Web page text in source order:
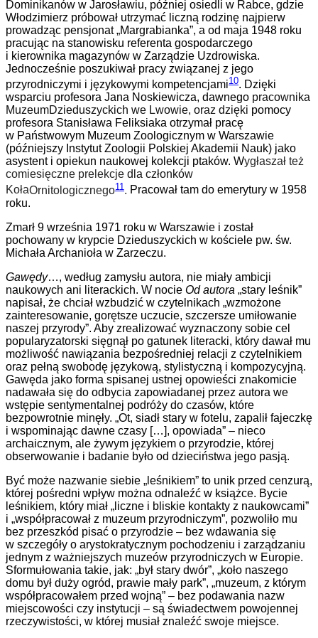
Dominikanów w Jarosławiu, później osiedli w Rabce, gdzie
Włodzimierz próbował utrzymać liczną rodzinę najpierw
prowadząc pensjonat „Margrabianka”, a od maja 1948 roku
pracując na stanowisku referenta gospodarczego
i kierownika magazynów w Zarządzie Uzdrowiska.
Jednocześnie poszukiwał pracy związanej z jego
przyrodniczymi i językowymi kompetencjami10. Dzięki
wsparciu profesora Jana Noskiewicza, dawnego pracownika
MuzeumDzieduszyckich we Lwowie, oraz dzięki pomocy
profesora Stanisława Feliksiaka otrzymał pracę
w Państwowym Muzeum Zoologicznym w Warszawie
(późniejszy Instytut Zoologii Polskiej Akademii Nauk) jako
asystent i opiekun naukowej kolekcji ptaków. Wygłaszał też
comiesięczne prelekcje dla członków
KołaOrnitologicznego11 . Pracował tam do emerytury w 1958
roku.
Zmarł 9 września 1971 roku w Warszawie i został
pochowany w krypcie Dzieduszyckich w kościele pw. św.
Michała Archanioła w Zarzeczu.
Gawędy…, według zamysłu autora, nie miały ambicji
naukowych ani literackich. W nocie Od autora „stary leśnik”
napisał, że chciał wzbudzić w czytelnikach „wzmożone
zainteresowanie, gorętsze uczucie, szczersze umiłowanie
naszej przyrody”. Aby zrealizować wyznaczony sobie cel
popularyzatorski sięgnął po gatunek literacki, który dawał mu
możliwość nawiązania bezpośredniej relacji z czytelnikiem
oraz pełną swobodę językową, stylistyczną i kompozycyjną.
Gawęda jako forma spisanej ustnej opowieści znakomicie
nadawała się do odbycia zapowiadanej przez autora we
wstępie sentymentalnej podróży do czasów, które
bezpowrotnie minęły. „Ot, siadł stary w fotelu, zapalił fajeczkę
i wspominając dawne czasy […], opowiada” – nieco
archaicznym, ale żywym językiem o przyrodzie, której
obserwowanie i badanie było od dzieciństwa jego pasją.
Być może nazwanie siebie „leśnikiem” to unik przed cenzurą,
której pośredni wpływ można odnaleźć w książce. Bycie
leśnikiem, który miał „liczne i bliskie kontakty z naukowcami”
i „współpracował z muzeum przyrodniczym”, pozwoliło mu
bez przeszkód pisać o przyrodzie – bez wdawania się
w szczegóły o arystokratycznym pochodzeniu i zarządzaniu
jednym z ważniejszych muzeów przyrodniczych w Europie.
Sformułowania takie, jak: „był stary dwór”, „koło naszego
domu był duży ogród, prawie mały park”, „muzeum, z którym
współpracowałem przed wojną” – bez podawania nazw
miejscowości czy instytucji – są świadectwem powojennej
rzeczywistości, w której musiał znaleźć swoje miejsce.